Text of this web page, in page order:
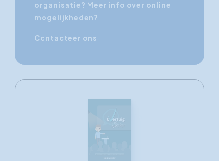
organisatie? Meer info over online
mogelijkheden?
Contacteer ons